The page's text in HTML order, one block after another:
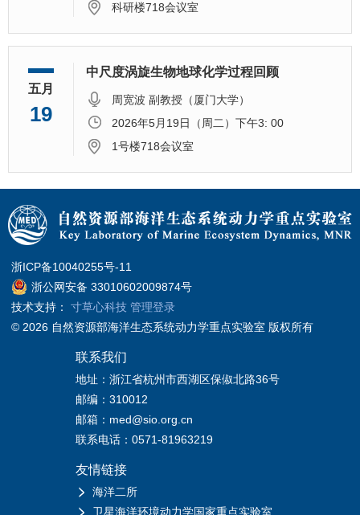
科研楼718会议室
五月
19
中尺度涡旋生物地球化学过程回顾
周宽波 副教授（厦门大学）
2026年5月19日（周二）下午3: 00
1号楼718会议室
浙ICP备10040255号-11
浙公网安备 33010602009874号
技术支持：寸草心科技 管理登录
© 2026 自然资源部海洋生态系统动力学重点实验室 版权所有
联系我们
地址：浙江省杭州市西湖区保俶北路36号
邮编：310012
邮箱：med@sio.org.cn
联系电话：0571-81963219
友情链接
海洋二所
卫星海洋环境动力学国家重点实验室